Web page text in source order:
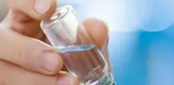
POLITICA
SANITÀ
AMBIENTE
SOCIETÀ